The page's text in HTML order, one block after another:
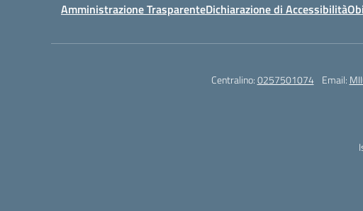
Amministrazione TrasparenteDichiarazione di Accessibilità
Centralino:0257501074 Email: